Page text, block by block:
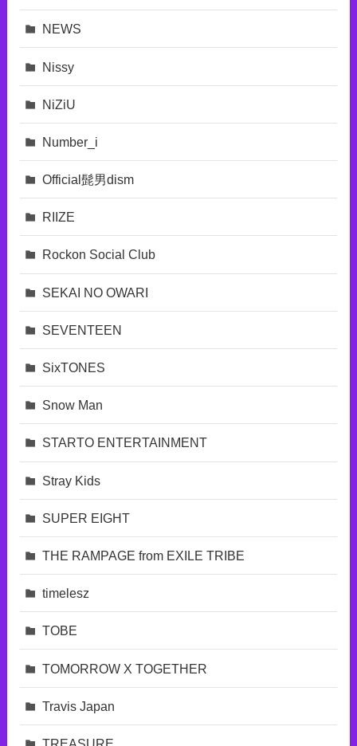
NEWS
Nissy
NiZiU
Number_i
Official髭男dism
RIIZE
Rockon Social Club
SEKAI NO OWARI
SEVENTEEN
SixTONES
Snow Man
STARTO ENTERTAINMENT
Stray Kids
SUPER EIGHT
THE RAMPAGE from EXILE TRIBE
timelesz
TOBE
TOMORROW X TOGETHER
Travis Japan